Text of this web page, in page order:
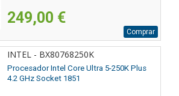
249,00 €
Comprar
INTEL - BX80768250K
Procesador Intel Core Ultra 5-250K Plus
4.2 GHz Socket 1851